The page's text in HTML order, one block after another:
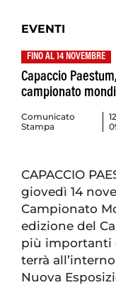
EVENTI
FINO AL 14 NOVEMBRE
Capaccio
campionato
Comunicato
Stampa
CAPACCIO
giovedì 14
Campionato
edizione del
più importanti
terrà
Nuova